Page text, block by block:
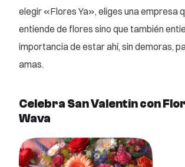
elegir «Flores Ya», eliges una empresa
entiende de flores sino que también
importancia de estar ahí, sin demoras,
amas.
Celebra San Valentin con
Wava